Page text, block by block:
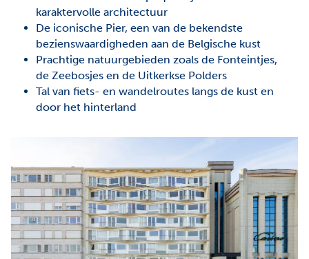
karaktervolle architectuur
De iconische Pier, een van de bekendste
bezienswaardigheden aan de Belgische kust
Prachtige natuurgebieden zoals de Fonteintjes,
de Zeebosjes en de Uitkerkse Polders
Tal van fiets- en wandelroutes langs de kust en
door het hinterland